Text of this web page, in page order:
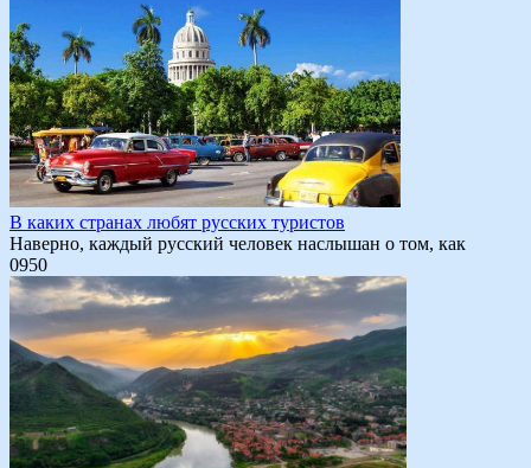
В каких странах любят русских туристов
Наверно, каждый русский человек наслышан о том, как
0950